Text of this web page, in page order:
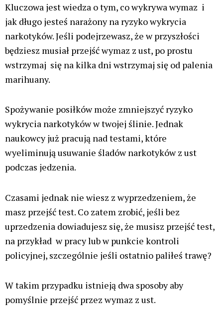
Kluczowa jest wiedza o tym, co wykrywa wymaz i
jak długo jesteś narażony na ryzyko wykrycia
narkotyków. Jeśli podejrzewasz, że w przyszłości
będziesz musiał przejść wymaz z ust, po prostu
wstrzymaj się na kilka dni wstrzymaj się od palenia
marihuany.
Spożywanie posiłków może zmniejszyć ryzyko
wykrycia narkotyków w twojej ślinie. Jednak
naukowcy już pracują nad testami, które
wyeliminują usuwanie śladów narkotyków z ust
podczas jedzenia.
Czasami jednak nie wiesz z wyprzedzeniem, że
masz przejść test. Co zatem zrobić, jeśli bez
uprzedzenia dowiadujesz się, że musisz przejść test,
na przykład w pracy lub w punkcie kontroli
policyjnej, szczególnie jeśli ostatnio paliłeś trawę?
W takim przypadku istnieją dwa sposoby aby
pomyślnie przejść przez wymaz z ust.